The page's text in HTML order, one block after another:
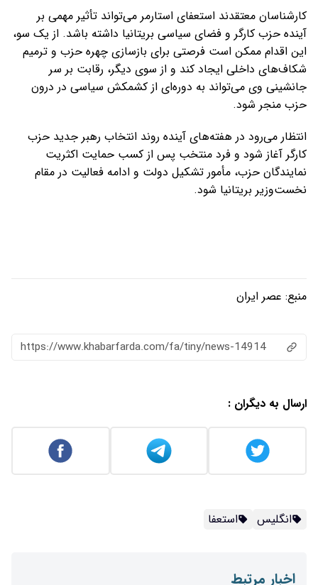
کارشناسان معتقدند استعفای استارمر می‌تواند تأثیر مهمی بر
آینده حزب کارگر و فضای سیاسی بریتانیا داشته باشد. از یک سو،
این اقدام ممکن است فرصتی برای بازسازی چهره حزب و ترمیم
شکاف‌های داخلی ایجاد کند و از سوی دیگر، رقابت بر سر
جانشینی وی می‌تواند به دوره‌ای از کشمکش سیاسی در درون
حزب منجر شود.
انتظار می‌رود در هفته‌های آینده روند انتخاب رهبر جدید حزب
کارگر آغاز شود و فرد منتخب پس از کسب حمایت اکثریت
نمایندگان حزب، مأمور تشکیل دولت و ادامه فعالیت در مقام
نخست‌وزیر بریتانیا شود.
منبع: عصر ایران
https://www.khabarfarda.com/fa/tiny/news-14914
ارسال به دیگران :
انگلیس استعفا
اخبار مرتبط